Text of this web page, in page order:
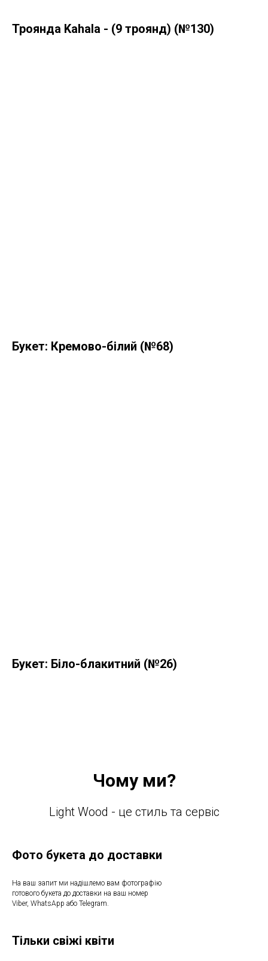
Троянда Kahala - (9 троянд) (№130)
Букет: Кремово-білий (№68)
Букет: Біло-блакитний (№26)
Чому ми?
Light Wood - це стиль та сервіс
Фото букета до доставки
На ваш запит ми надішлемо вам фотографію
готового букета до доставки на ваш номер
Viber, WhatsApp або Telegram.
Тільки свіжі квіти